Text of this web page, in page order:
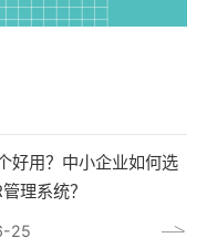
好用？中小企业如何选
理系统？
25